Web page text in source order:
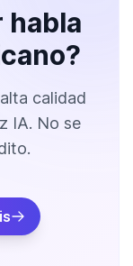
habla
calidad
IA. No se